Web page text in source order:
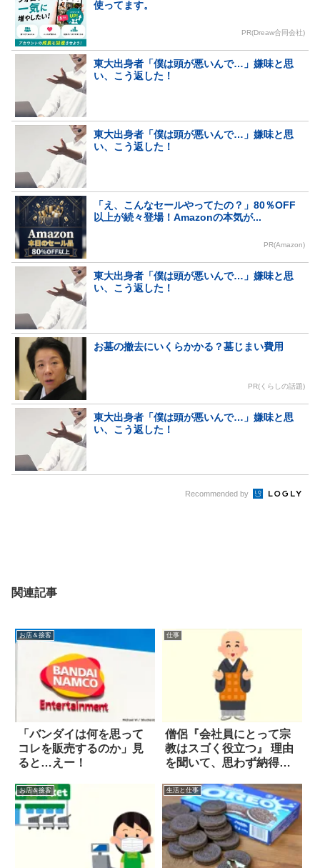
使ってます。
PR(Dreaw合同会社)
東大出身者「僕は頭が悪いんで…」嫌味と思
い、こう返した！
東大出身者「僕は頭が悪いんで…」嫌味と思
い、こう返した！
「え、こんなセールやってたの？」80％OFF
以上が続々登場！Amazonの本気が...
PR(Amazon)
東大出身者「僕は頭が悪いんで…」嫌味と思
い、こう返した！
お墓の撤去にいくらかかる？墓じまい費用
PR(くらしの話題)
東大出身者「僕は頭が悪いんで…」嫌味と思
い、こう返した！
Recommended by
関連記事
お店＆接客
「バンダイは何を思って
コレを販売するのか」見
ると…えー！
仕事
僧侶『会社員にとって宗
教はスゴく役立つ』 理由
を聞いて、思わず納得し
お店＆接客 生活と仕事